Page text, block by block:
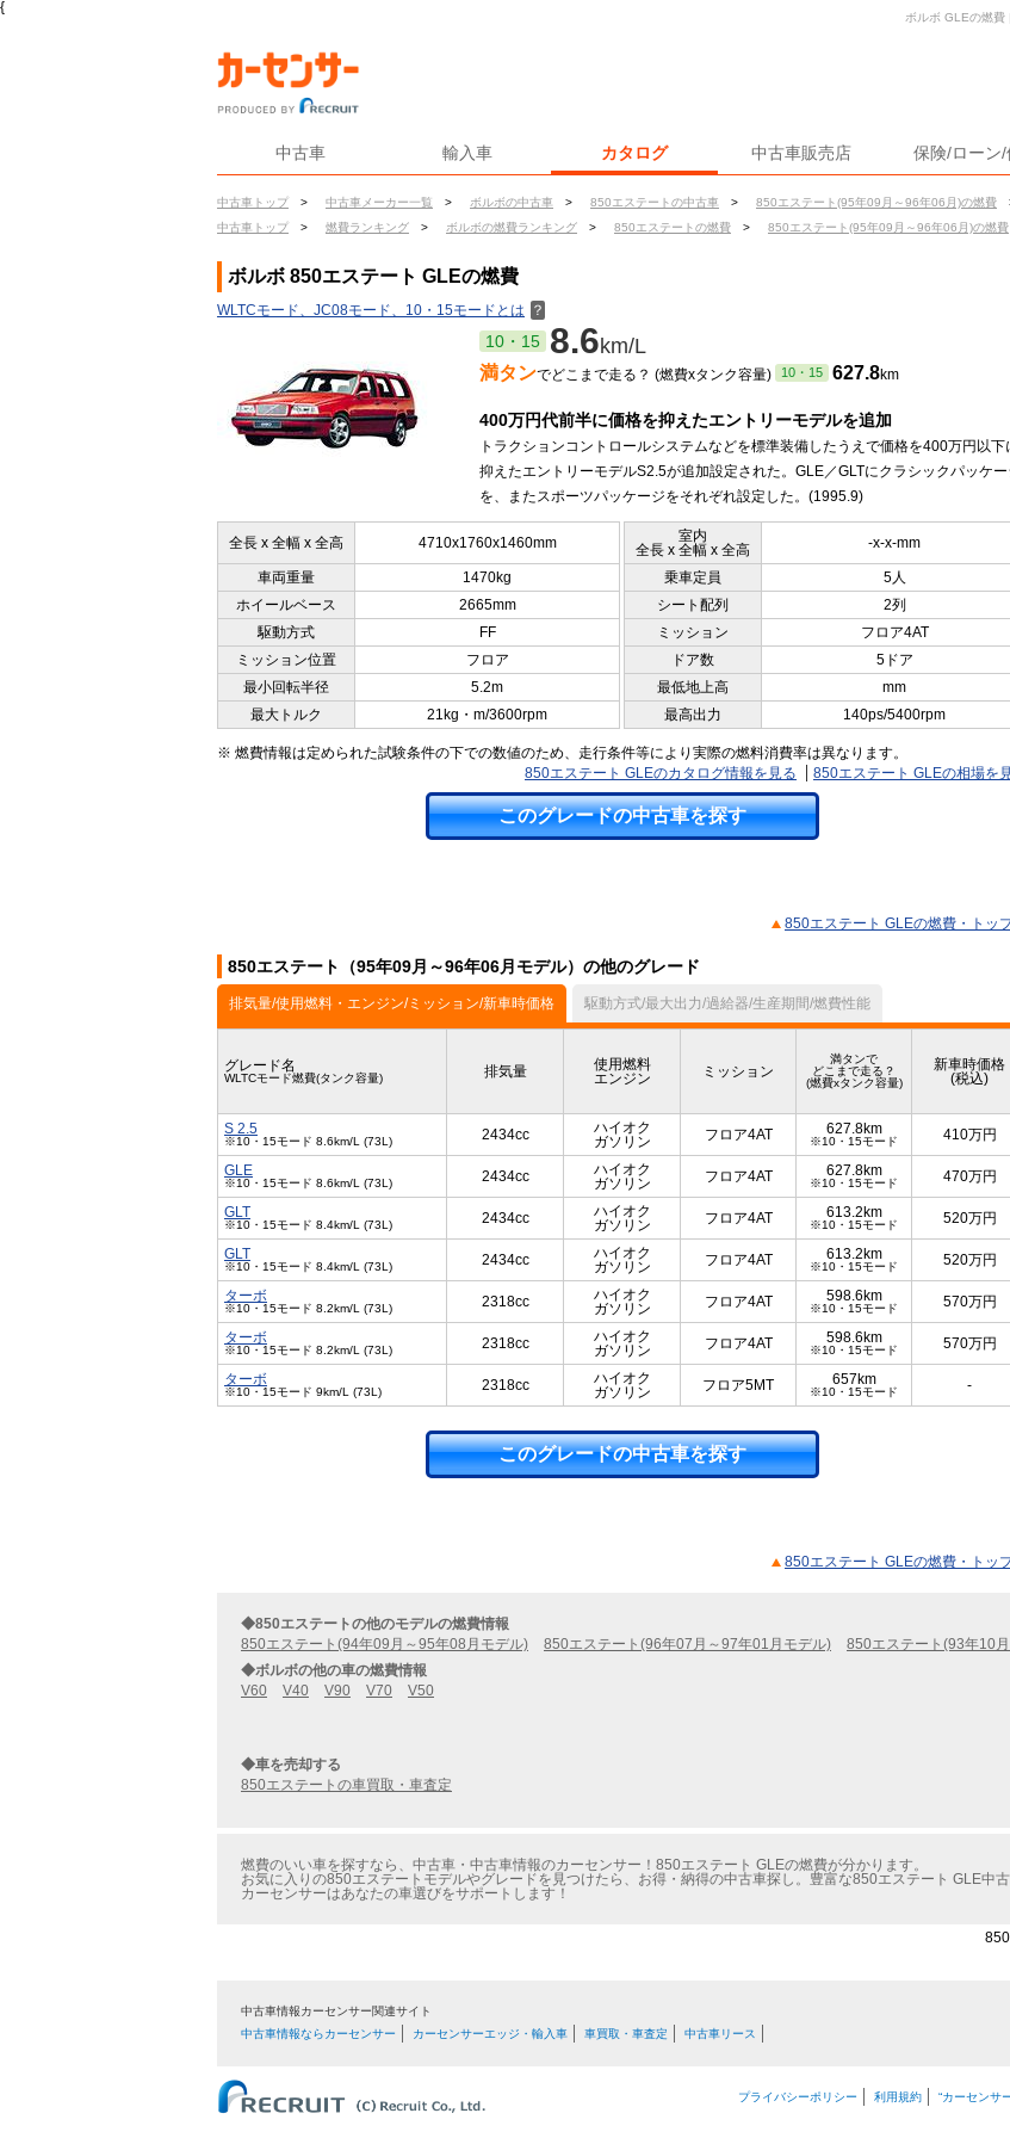
{
中古車 輸入車 カタログ 中古車販売店 保険/ローン/
中古車トップ > 中古車メーカー一覧 > ボルボの中古車 > 850エステートの中古車 > 850エステート(95年09月～96年06月)の燃費
中古車トップ
> 燃費ランキング > ボルボの燃費ランキング > 850エステートの燃費 > 850エステート(95年09月～96年06月)の燃費
ボルボ GLEの燃費
ボルボ 850エステート GLEの燃費
WLTCモード、JC08モード、10・15モードとは ？
10・15 8.6km/L
満タンでどこまで走る？ (燃費xタンク容量) 10・15 627.8km
400万円代前半に価格を抑えたエントリーモデルを追加
トラクションコントロールシステムなどを標準装備したうえで価格を400万円以下
抑えたエントリーモデルS2.5が追加設定された。GLE／GLTにクラシックパッケー
を、またスポーツパッケージをそれぞれ設定した。(1995.9)
全長 x 全幅 x 全高 4710x1760x1460mm
室内
全長 x 全幅 x 全高
-x-x-mm
車両重量 1470kg 乗車定員
5人
ホイールベース
2665mm シート配列
2列
駆動方式
FF ミッション
フロア4AT
ミッション位置
フロア ドア数
5ドア
最小回転半径
5.2m 最低地上高
mm
最大トルク
21kg・m/3600rpm 最高出力 140ps/5400rpm
※ 燃費情報は定められた試験条件の下での数値のため、走行条件等により実際の燃料消費率は異なります。
850エステート GLEのカタログ情報を見る
850エステート GLEの相場を
このグレードの中古車を探す
850エステート GLEの燃費・トッ
850エステート（95年09月～96年06月モデル）の他のグレード
排気量/使用燃料・エンジン/ミッション/新車時価格 駆動方式/最大出力/過給器/生産期間/燃費性能
グレード名
WLTCモード燃費(タンク容量) 排気量
使用燃料
エンジン
ミッション
満タンで
どこまで走る？
(燃費xタンク容量)
新車時価格
(税込)
S 2.5
※10・15モード 8.6km/L (73L) 2434cc
ハイオク
ガソリン
フロア4AT 627.8km
※10・15モード 410万円
GLE
※10・15モード 8.6km/L (73L) 2434cc
ハイオク
ガソリン
フロア4AT 627.8km
※10・15モード 470万円
GLT
※10・15モード 8.4km/L (73L) 2434cc
ハイオク
ガソリン
フロア4AT 613.2km
※10・15モード 520万円
GLT
※10・15モード 8.4km/L (73L) 2434cc
ハイオク
ガソリン
フロア4AT 613.2km
※10・15モード 520万円
ターボ
※10・15モード 8.2km/L (73L) 2318cc
ハイオク
ガソリン
フロア4AT 598.6km
※10・15モード 570万円
ターボ
※10・15モード 8.2km/L (73L) 2318cc
ハイオク
ガソリン
フロア4AT 598.6km
※10・15モード 570万円
ターボ
※10・15モード 9km/L (73L) 2318cc
ハイオク
ガソリン
フロア5MT 657km
※10・15モード -
このグレードの中古車を探す
850エステート GLEの燃費・トッ
◆850エステートの他のモデルの燃費情報
850エステート(94年09月～95年08月モデル)
850エステート(96年07月～97年01月モデル)
850エステート(93年10
◆ボルボの他の車の燃費情報
V60
V40 V90 V70 V50
◆車を売却する
850エステートの車買取・車査定
燃費のいい車を探すなら、中古車・中古車情報のカーセンサー！850エステート GLEの燃費が分かります。
お気に入りの850エステートモデルやグレードを見つけたら、お得・納得の中古車探し。豊富な850エステート GLE中
カーセンサーはあなたの車選びをサポートします！
中古車情報カーセンサー関連サイト
中古車情報ならカーセンサー
カーセンサーエッジ・輸入車 車買取・車査定 中古車リース
プライバシーポリシー 利用規約 “カーセンサ